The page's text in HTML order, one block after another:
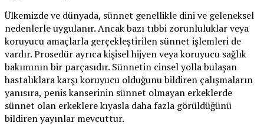
Ülkemizde ve dünyada, sünnet genellikle dini ve geleneksel
nedenlerle uygulanır. Ancak bazı tıbbi zorunluluklar veya
koruyucu amaçlarla gerçekleştirilen sünnet işlemleri de
vardır. Prosedür ayrıca kişisel hijyen veya koruyucu sağlık
bakımının bir parçasıdır. Sünnetin cinsel yolla bulaşan
hastalıklara karşı koruyucu olduğunu bildiren çalışmaların
yanısıra, penis kanserinin sünnet olmayan erkeklerde
sünnet olan erkeklere kıyasla daha fazla görüldüğünü
bildiren yayınlar mevcuttur.